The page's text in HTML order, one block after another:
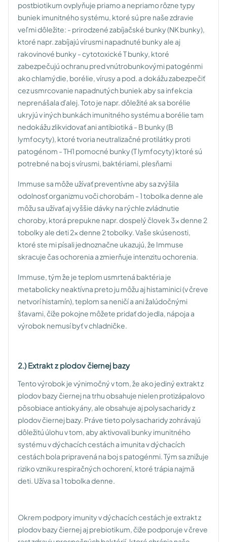
postbiotikum ovplyňuje priamo a nepriamo rôzne typy
buniek imunitného systému, ktoré sú pre naše zdravie
veľmi dôležite: - prirodzené zabíjačské bunky (NK bunky),
ktoré napr. zabíjajú vírusmi napadnuté bunky ale aj
rakovinové bunky - cytotoxické T bunky, ktoré
zabezpečujú ochranu pred vnútrobunkovými patogénmi
ako chlamýdie, borélie, vírusy a pod. a dokážu zabezpečiť
cez usmrcovanie napadnutých buniek aby sa infekcia
neprenášala ďalej. Toto je napr. dôležité ak sa borélie
ukryjú v iných bunkách imunitného systému a borélie tam
nedokážu zlikvidovať ani antibiotiká - B bunky (B
lymfocyty), ktoré tvoria neutralizačné protilátky proti
patogénom - TH1 pomocné bunky (T lymfocyty) ktoré sú
potrebné na boj s vírusmi, baktériami, plesňami
Immuse sa môže užívať preventívne aby sa zvýšila
odolnosť organizmu voči chorobám - 1 tobolka denne ale
môžu sa užívať aj vyššie dávky na rýchle zvládnutie
choroby, ktorá prepukne napr. dospelý človek 3x denne 2
tobolky ale deti 2x denne 2 tobolky. Vaše skúsenosti,
ktoré ste mi písali jednoznačne ukazujú, že Immuse
skracuje čas ochorenia a zmierňuje intenzitu ochorenia.
Immuse, tým že je teplom usmrtená baktéria je
metabolicky neaktívna preto ju môžu aj histaminici (v čreve
netvorí histamín), teplom sa neničí a ani žalúdočnými
šťavami, čiže pokojne môžete pridať do jedla, nápoja a
výrobok nemusí byť v chladničke.
2.) Extrakt z plodov čiernej bazy
Tento výrobok je výnimočný v tom, že ako jediný extrakt z
plodov bazy čiernej na trhu obsahuje nielen protizápalovo
pôsobiace antiokyány, ale obsahuje aj polysacharidy z
plodov čiernej bazy. Práve tieto polysacharidy zohrávajú
dôležitú úlohu v tom, aby aktivovali bunky imunitného
systému v dýchacích cestách a imunita v dýchacích
cestách bola pripravená na boj s patogénmi. Tým sa znižuje
riziko vzniku respiračných ochorení, ktoré trápia najmä
deti. Užíva sa 1 tobolka denne.
Okrem podpory imunity v dýchacích cestách je extrakt z
plodov bazy čiernej aj prebiotikum, čiže podporuje v čreve